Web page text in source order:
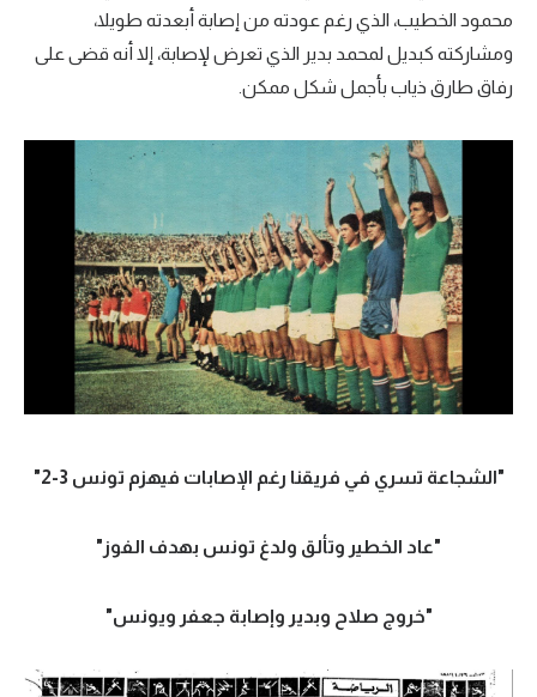
كرة طائرة
الوطن العربي
رياضة نسائية
أمريكا
ركن الألعاب
أقسام خاصة
ميركاتو
تحليل في الجول
محمود الخطيب، الذي رغم عودته من إصابة أبعدته طويلا،
ومشاركته كبديل لمحمد بدير الذي تعرض لإصابة، إلا أنه قضى على
رفاق طارق ذياب بأجمل شكل ممكن.
"الشجاعة تسري في فريقنا رغم الإصابات فيهزم تونس 3-2"
"عاد الخطير وتألق ولدغ تونس بهدف الفوز"
"خروج صلاح وبدير وإصابة جعفر ويونس"